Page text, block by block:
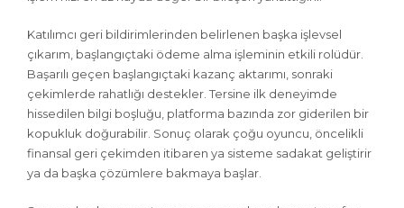
Katılımcı geri bildirimlerinden belirlenen başka işlevsel
çıkarım, başlangıçtaki ödeme alma işleminin etkili rolüdür.
Başarılı geçen başlangıçtaki kazanç aktarımı, sonraki
çekimlerde rahatlığı destekler. Tersine ilk deneyimde
hissedilen bilgi boşluğu, platforma bazında zor giderilen bir
kopukluk doğurabilir. Sonuç olarak çoğu oyuncu, öncelikli
finansal geri çekimden itibaren ya sisteme sadakat geliştirir
ya da başka çözümlere bakmaya başlar.